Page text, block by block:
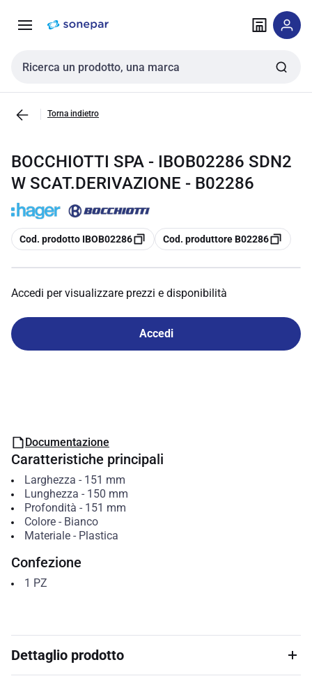
navigazione alla
Cerca input
Torna indietro
BOCCHIOTTI SPA - IBOB02286 SDN2
W SCAT.DERIVAZIONE - B02286
copia
Cod. prodotto IBOB02286 copia
Cod. produttore B02286
Accedi per visualizzare prezzi e disponibilità
Accedi
Documentazione
Caratteristiche principali
Larghezza - 151 mm
Lunghezza - 150 mm
Profondità - 151 mm
Colore- Bianco
Materiale- Plastica
Confezione
1 PZ
Dettaglio prodotto